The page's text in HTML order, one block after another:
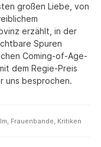
großen Liebe, von
erzählt, in der
Spuren
Coming-of-Age-
dem Regie-Preis
uns besprochen.
, Frauenbande, Kritiken